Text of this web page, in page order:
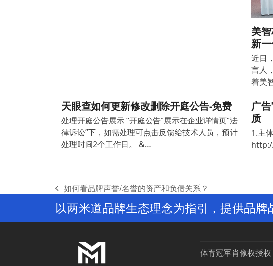
美
新
近日
言人
着美
天眼查如何更新修改删除开庭公告-免费
处理开庭公告展示 “开庭公告”展示在企业详情页“法
律诉讼”下，如需处理可点击反馈给技术人员，预计
处理时间2个工作日。 &…
广
质
1.主
previous
post:
如何看品牌声誉/名誉的资产和负债关系？
以两米道品牌生态理念为指引，提供品牌
体育冠军肖像权授权